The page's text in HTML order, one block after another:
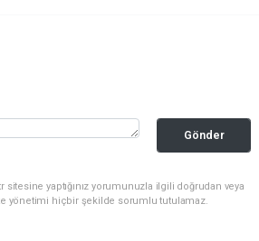
Gönder
yaptığınız yorumunuzla ilgili doğrudan veya
yönetimi hiçbir şekilde sorumlu tutulamaz.